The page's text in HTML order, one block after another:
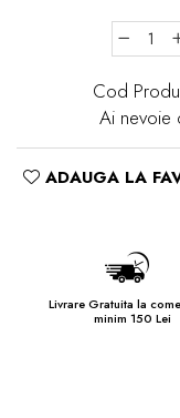
Cod
Ai nevoie
ADAUGA LA
Livrare Gratuita la
minim 150 Lei